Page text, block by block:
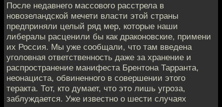
После недавнего массового расстрела в
новозеландской мечети власти этой страны
предприняли целый ряд мер, которые наши
либералы расценили бы как драконовские, примени
их Россия. Мы уже сообщали, что там введена
уголовная ответственность даже за хранение и
распространение манифеста Брентона Тарранта,
неонациста, обвиненного в совершении этого
теракта. Тот, кто думает, что это лишь угроза,
заблуждается. Уже известно о шести случаях